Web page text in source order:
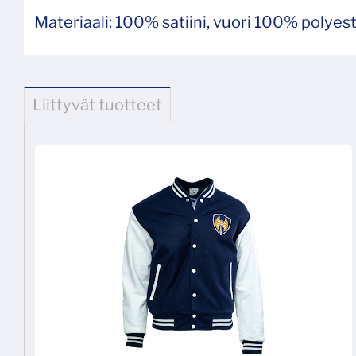
Materiaali: 100% satiini, vuori 100%
Liittyvät tuotteet